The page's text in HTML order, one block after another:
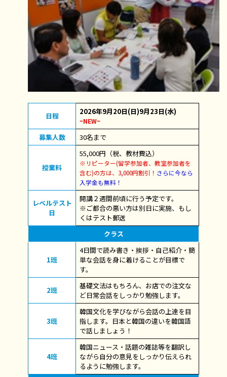
日程 2026年9月20日(日)9月23日(水)
~NEW~
募集人数 30名まで
授業料
55,000円（税、教材費込）
※リピーター(留学参加者、教室参加者を
含む)の方は、3,000円割引！ さらに今なら
入学金も無料！
レベルテスト
日
開講２週間前頃に行う予定です。
※ご都合の悪い方は別日に実施、もし
くはテスト郵送
クラス
1班
4日間で読み書き・挨拶・自己紹介・簡
単な会話を身に着けることが目標で
す。
2班
基礎文法はもちろん、お店での注文な
ど日常会話をしっかり勉強します。
3班
韓国文化を学びながら会話の上達を目
指します。日本と韓国の違いを韓国語
で話しましょう！
4班
韓国ニュース・話題の雑誌等を翻訳し
ながら自分の意見をしっかり伝えられ
るように勉強します。